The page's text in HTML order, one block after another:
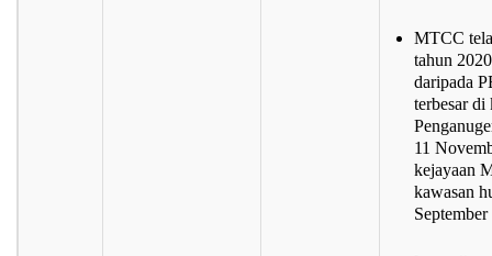
MTCC
tahun
daripada
terbesar
11
kejayaan
kawasan